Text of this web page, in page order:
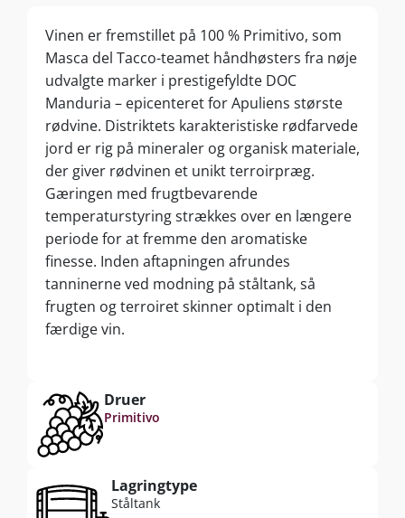
Vinen er fremstillet på 100 % Primitivo, som
Masca del Tacco-teamet håndhøsters fra nøje
udvalgte marker i prestigefyldte DOC
Manduria – epicenteret for Apuliens største
rødvine. Distriktets karakteristiske rødfarvede
jord er rig på mineraler og organisk materiale,
der giver rødvinen et unikt terroirpræg.
Gæringen med frugtbevarende
temperaturstyring strækkes over en længere
periode for at fremme den aromatiske
finesse. Inden aftapningen afrundes
tanninerne ved modning på ståltank, så
frugten og terroiret skinner optimalt i den
færdige vin.
Druer
Primitivo
Lagringtype
Ståltank